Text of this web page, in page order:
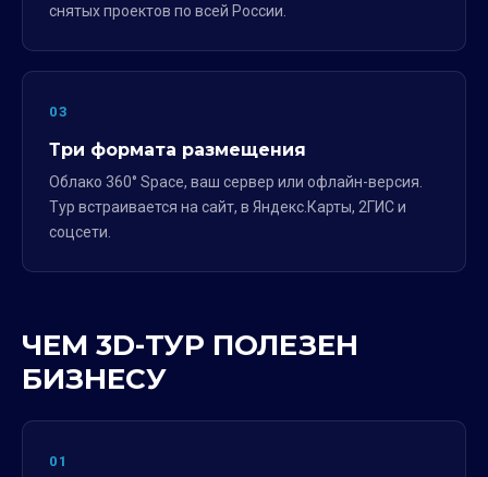
снятых проектов по всей России.
03
Три формата размещения
Облако 360° Space, ваш сервер или офлайн-версия.
Тур встраивается на сайт, в Яндекс.Карты, 2ГИС и
соцсети.
ЧЕМ 3D-ТУР ПОЛЕЗЕН
БИЗНЕСУ
01